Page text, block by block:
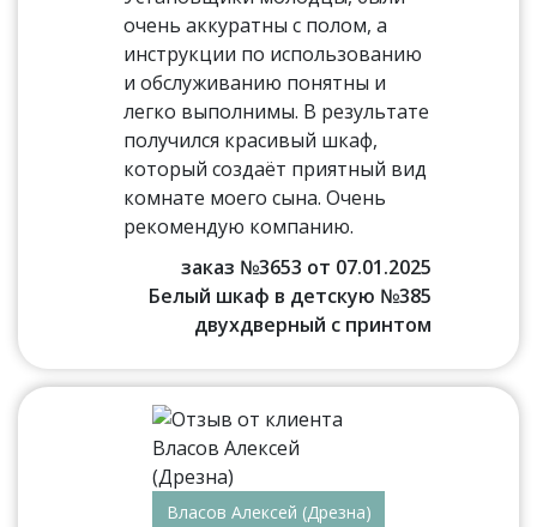
очень аккуратны с полом, а
инструкции по использованию
и обслуживанию понятны и
легко выполнимы. В результате
получился красивый шкаф,
который создаёт приятный вид
комнате моего сына. Очень
рекомендую компанию.
заказ №3653 от 07.01.2025
Белый шкаф в детскую №385
двухдверный с принтом
Власов Алексей (Дрезна)